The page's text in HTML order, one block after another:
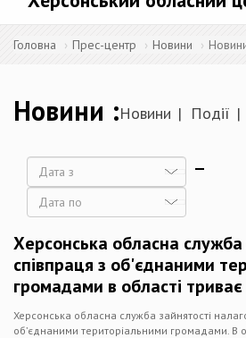
Головна Прес-центр Новини
Новини Новини Події
Дата
Херсонська обласна служба
співпраця з об'єднаними
громадами в області триває
Херсонська обласна служба зайнятості
об’єднаними територіальними громадами. В